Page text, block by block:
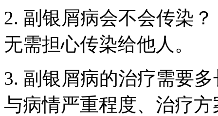
2. 副银屑病会不会传染
无需担心传染给他人。
3. 副银屑病的治疗需要
与病情严重程度、治疗